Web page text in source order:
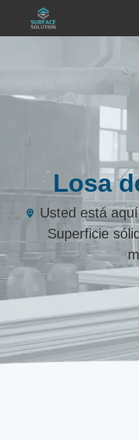
Losa
Usted está
Superficie